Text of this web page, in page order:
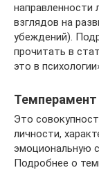
направленности
взглядов на
убеждений).
прочитать в
это в
Темперамент
Это
личности,
эмоциональную
Подробнее о